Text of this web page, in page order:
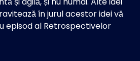
în jurul acestor idei vă
episod al Retrospectivelor